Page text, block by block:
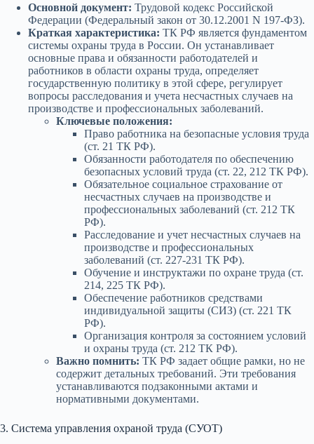
Основной документ: Трудовой кодекс Российской
Федерации (Федеральный закон от 30.12.2001 N 197-ФЗ).
Краткая характеристика: ТК РФ является фундаментом
системы охраны труда в России. Он устанавливает
основные права и обязанности работодателей и
работников в области охраны труда, определяет
государственную политику в этой сфере, регулирует
вопросы расследования и учета несчастных случаев на
производстве и профессиональных заболеваний.
Ключевые положения:
Право работника на безопасные условия труда
(ст. 21 ТК РФ).
Обязанности работодателя по обеспечению
безопасных условий труда (ст. 22, 212 ТК РФ).
Обязательное социальное страхование от
несчастных случаев на производстве и
профессиональных заболеваний (ст. 212 ТК
РФ).
Расследование и учет несчастных случаев на
производстве и профессиональных
заболеваний (ст. 227-231 ТК РФ).
Обучение и инструктажи по охране труда (ст.
214, 225 ТК РФ).
Обеспечение работников средствами
индивидуальной защиты (СИЗ) (ст. 221 ТК
РФ).
Организация контроля за состоянием условий
и охраны труда (ст. 212 ТК РФ).
Важно помнить: ТК РФ задает общие рамки, но не
содержит детальных требований. Эти требования
устанавливаются подзаконными актами и
нормативными документами.
3. Система управления охраной труда (СУОТ)